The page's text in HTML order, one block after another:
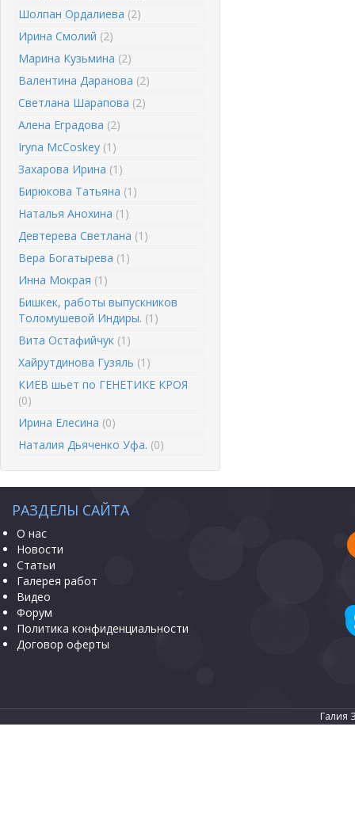
Шолпан Ордалиева (2)
Ирина Смолий (2)
Марина Кузьмина (2)
Валентина Даранова (2)
Светлана Шарапова (2)
Алена Еградова (2)
Iryna McCoskey (1)
Захарова Ирина (1)
Бирюкова Татьяна (1)
Наталья Анохина (1)
Девтерева Светлана (1)
Вера Богатырева (1)
Инна Мокрая (1)
Бишкек, работы выпускников
Толомушевой Индиры. (1)
Вита Остафийчук (1)
Хайрутдинова Гузяль (1)
КИЕВ шьет по ГЕНЕТИКЕ КРОЯ
(0)
Ирина Елесина (0)
Наталия Дьяченко Уфа. (0)
РАЗДЕЛЫ САЙТА
О нас
Новости
Статьи
Галерея работ
Видео
Форум
Политика конфиденциальности
Договор оферты
Галия